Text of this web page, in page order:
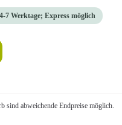
7 Werktage; Express möglich
sind abweichende Endpreise möglich.